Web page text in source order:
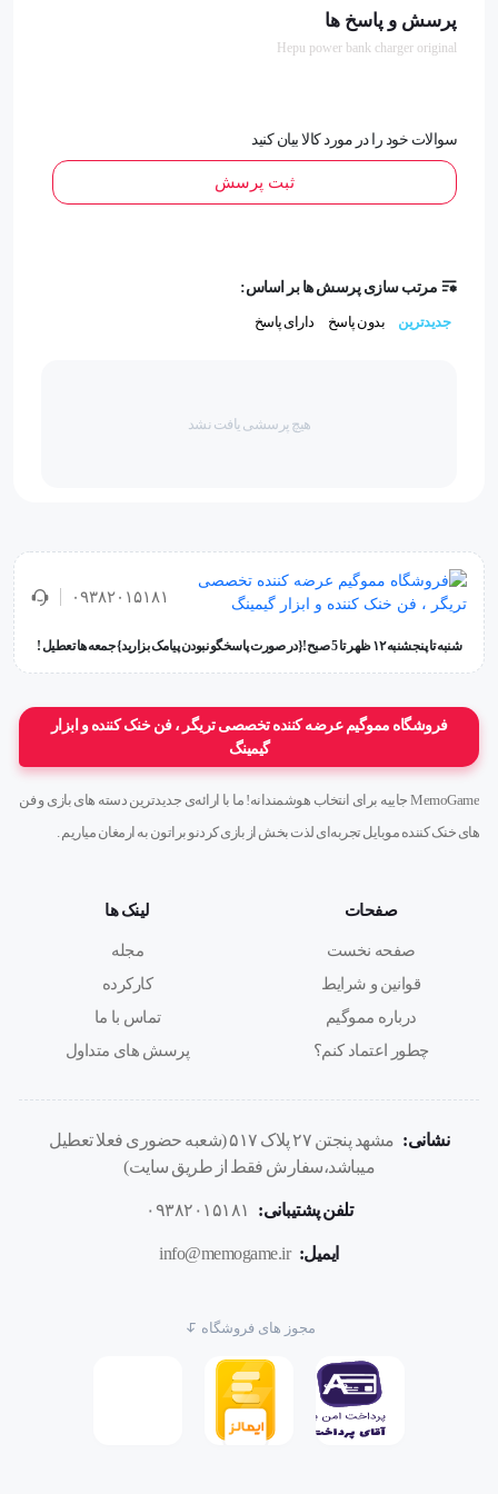
ابعاد: 145×70×40 میلی‌متر
Micro، Type-C، خروجی‌ها: Lightning، Type-C، Micro، USB1،
یک گزینه قدرتمند و مطمئن برای شارژ انواع دستگاه‌های
الکترونیکی است. این پاور بانک با وزن 627 گرم طراحی شده و
ویژگی‌های برجسته این محصول می‌توان به ورودی‌های Micro
و Type-C و خروجی‌های متنوع از جمله Lightning، Type-C،
Micro، USB1، USB2 اشاره کرد که امکان شارژ همزمان چند
مموگیم اورجینال اصلی پاور بانک
۳۰۰۰۰هزار HEPO
Lcd
پرسش و پاسخ ها
Hepu power bank charger original
سوالات خود را در مورد کالا بیان کنید
ثبت پرسش
مرتب سازی پرسش ها بر اساس:
جدیدترین بدون پاسخ دارای پاسخ
هیچ پرسشی یافت نشد
۰۹۳۸۲۰۱۵۱۸۱
شنبه تا پنجشنبه ۱۲ ظهر تا 5 صبح!{در صورت پاسخگو نبودن پیامک بزارید} جمعه ها تعطیل !
فروشگاه مموگیم عرضه کننده تخصصی تریگر ، فن خنک کننده و ابزار
گیمینگ
MemoGame جاییه برای انتخاب هوشمندانه! ما با ارائه‌ی جدیدترین دسته های بازی و فن
های خنک کننده موبایل تجربه‌ای لذت بخش از بازی کردنو براتون به ارمغان میاریم .
صفحات
صفحه نخست
قوانین و شرایط
درباره مموگیم
چطور اعتماد کنم؟
لینک ها
مجله
کارکرده
تماس با ما
پرسش های متداول
نشانی:
مشهد پنجتن ۲۷ پلاک ۵۱۷ (شعبه حضوری فعلا تعطیل
میباشد،سفارش فقط از طریق سایت)
تلفن پشتیبانی: ۰۹۳۸۲۰۱۵۱۸۱
ایمیل: info@memogame.ir
مجوز های فروشگاه